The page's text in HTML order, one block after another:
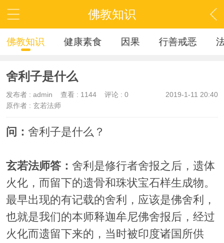
佛教知识
佛教知识 健康素食 因果 行善戒恶
舍利子是什么
2019-1-11 20:40
发布者 : admin 查看 : 1144
评论 : 0
原作者 : 玄若法师
问： 舍利子是什么？
玄若法师答： 舍利是修行者舍报之后，遗体
火化，而留下的遗骨和珠状宝石样生成物。
最早出现的有记载的舍利，应该是佛舍利，
也就是我们的本师释迦牟尼佛舍报后，经过
火化而遗留下来的，当时被印度诸国所供